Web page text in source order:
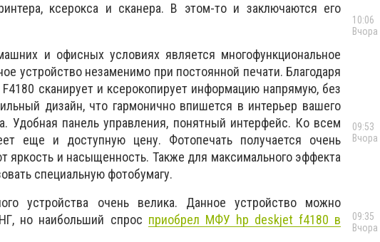
ксерокса и сканера. В этом-то и заключаются его
и офисных условиях является многофункциональное
устройство незаменимо при постоянной печати. Благодаря
сканирует и ксерокопирует информацию напрямую, без
дизайн, что гармонично впишется в интерьер вашего
Удобная панель управления, понятный интерфейс. Ко всем
еще и доступную цену. Фотопечать получается очень
яркость и насыщенность. Также для максимального эффекта
специальную фотобумагу.
устройства очень велика. Данное устройство можно
но наибольший спрос приобрел МФУ hp deskjet f4180 в
10:06
Вчора
09:53
Вчора
09:35
Вчора